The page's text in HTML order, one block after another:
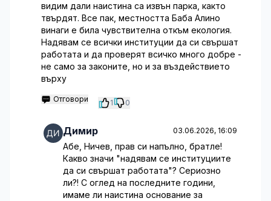
видим дали наистина са извън парка, както
твърдят. Все пак, местността Баба Алино
винаги е била чувствителна откъм екология.
Надявам се всички институции да си свършат
работата и да проверят всичко много добре -
не само за законите, но и за въздействието
върху
Отговори 1 0
Димир 03.06.2026, 16:09
Абе, Ничев, прав си напълно, братле!
Какво значи "надявам се институциите
да си свършат работата"? Сериозно
ли?! С оглед на последните години,
имаме ли наистина основание за